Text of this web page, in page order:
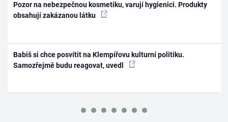
Pozor na nebezpečnou kosmetiku, varují hygienici. Produkty
obsahují zakázanou látku
Babiš si chce posvítit na Klempířovu kulturní politiku.
Samozřejmě budu reagovat, uvedl